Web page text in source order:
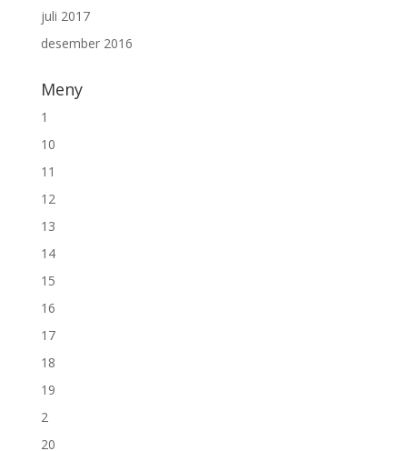
juli 2017
desember 2016
Meny
1
10
11
12
13
14
15
16
17
18
19
2
20